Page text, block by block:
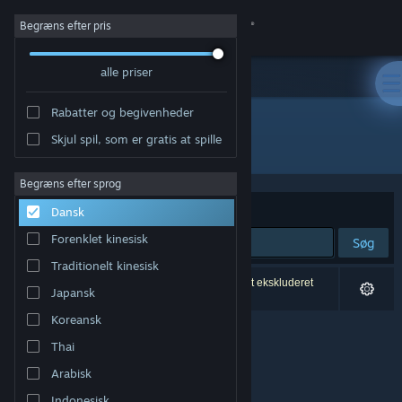
Log på
Om
Support
Skift sprog
Hent Steam-mobilappen
Vis desktop-webside
Begræns efter pris
alle priser
Rabatter og begivenheder
Skjul spil, som er gratis at spille
Begræns efter sprog
Dansk
Forenklet kinesisk
Traditionelt kinesisk
Japansk
Koreansk
Thai
Arabisk
Udgiver: Painful Smile
Sorter efter Relevans
Søg
0 resultater matcher din søgning. 6 titler er blevet ekskluderet
baseret på dine præferencer.